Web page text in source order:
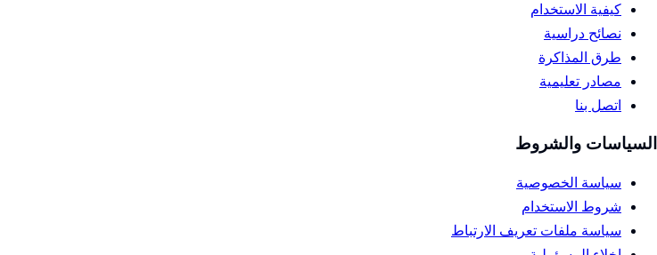
كيفية الاستخدام
نصائح دراسية
طرق المذاكرة
مصادر تعليمية
اتصل بنا
السياسات والشروط
سياسة الخصوصية
شروط الاستخدام
سياسة ملفات تعريف الارتباط